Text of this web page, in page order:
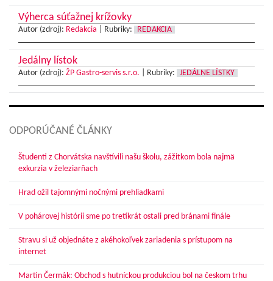
Výherca súťažnej krížovky
Autor (zdroj): Redakcia Rubriky: REDAKCIA
Jedálny lístok
Autor (zdroj): ŽP Gastro-servis s.r.o. Rubriky: JEDÁLNE LÍSTKY
ODPORÚČANÉ ČLÁNKY
Študenti z Chorvátska navštívili našu školu, zážitkom bola najmä
exkurzia v železiarňach
Hrad ožil tajomnými nočnými prehliadkami
V pohárovej histórii sme po tretíkrát ostali pred bránami finále
Stravu si už objednáte z akéhokoľvek zariadenia s prístupom na
internet
Martin Čermák: Obchod s hutníckou produkciou bol na českom trhu